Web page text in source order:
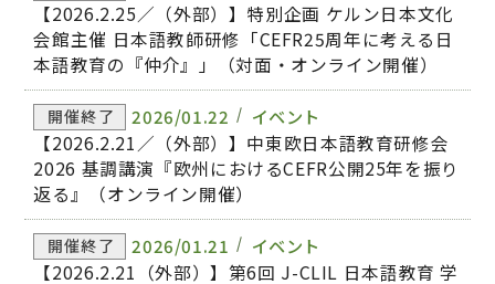
【2026.2.25／（外部）】特別企画 ケルン日本文化
会館主催 日本語教師研修「CEFR25周年に考える日
本語教育の『仲介』」（対面・オンライン開催）
開催終了 2026/01.22 イベント
【2026.2.21／（外部）】中東欧日本語教育研修会
2026 基調講演『欧州におけるCEFR公開25年を振り
返る』（オンライン開催）
開催終了 2026/01.21 イベント
【2026.2.21（外部）】第6回 J-CLIL 日本語教育 学